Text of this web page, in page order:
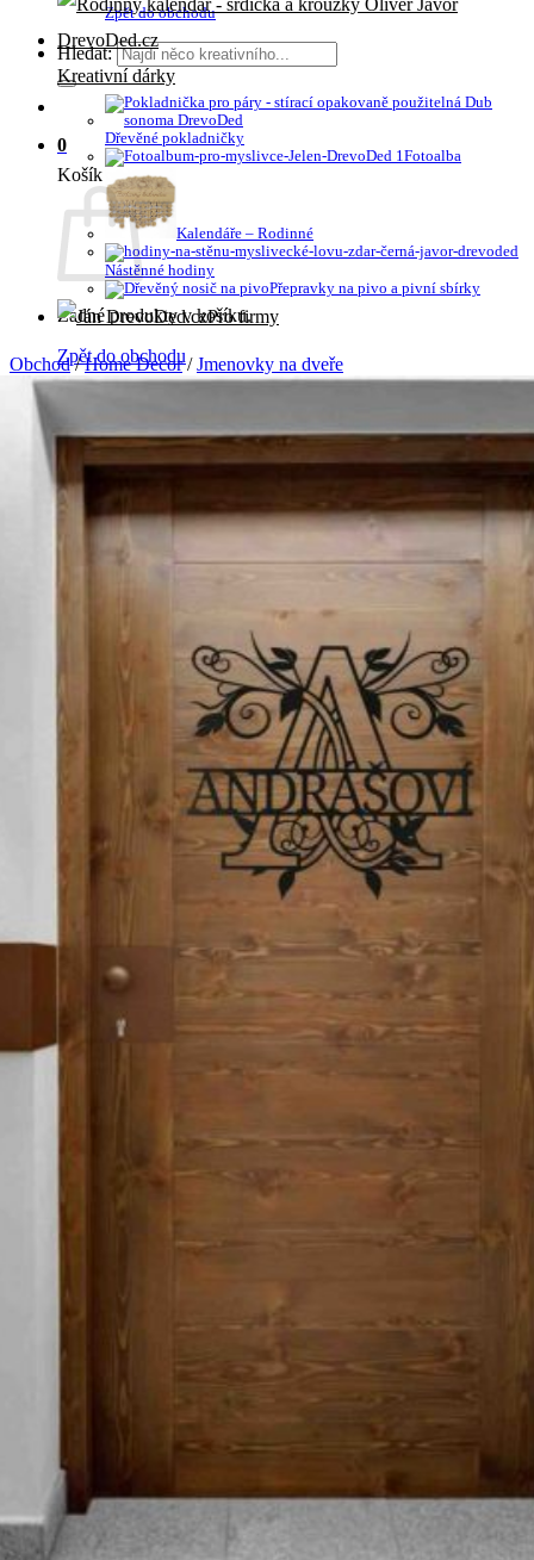
Zpět do obchodu
Hledat:
0
Košík
Žádné produkty v košíku.
Zpět do obchodu
Kreativní dárky
Dřevěné pokladničky
Fotoalba
Kalendáře – Rodinné
Nástěnné hodiny
Přepravky na pivo a pivní sbírky
Pro firmy
Obchod / Home Decor / Jmenovky na dveře